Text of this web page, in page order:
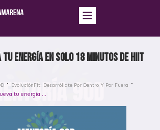
tu energía en solo 18 minutos de HIIT
EvoluciónFit: Desarróllate Por Dentro Y Por Fuera
Jueves: renueva tu energía en solo 18 minutos de HIIT